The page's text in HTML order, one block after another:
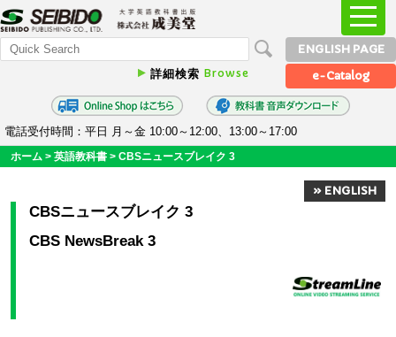
詳細検索 Browse
ENGLISH PAGE
e-Catalog
電話受付時間：平日 月～金 10:00～12:00、13:00～17:00
ホーム > 英語教科書 > CBSニュースブレイク 3
» ENGLISH
CBSニュースブレイク 3
CBS NewsBreak 3